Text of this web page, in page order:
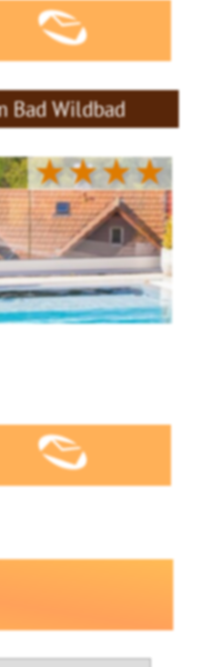
Bad Wildbad
★★★★